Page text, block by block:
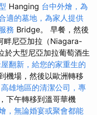
Hanging 台中外燴，為
適的墓地，為家人提供
務 Bridge。 早餐，然後
畔尼亞加拉（Niagara-
於大型尼亞加拉葡萄酒生
翻新，給您的家重生的
機場，然後以歐洲轉移
高雄地區的清潔公司，專
下午轉移到溫哥華機
，無論婚宴或聚會都能